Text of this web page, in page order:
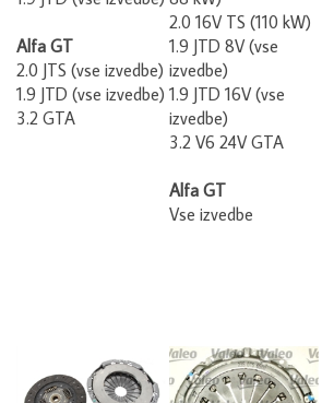
Alfa GT
2.0 JTS (vse izvedbe)
1.9 JTD (vse izvedbe)
3.2 GTA
2.0 16V TS (110 kW)
1.9 JTD 8V (vse
izvedbe)
1.9 JTD 16V (vse
izvedbe)
3.2 V6 24V GTA
Alfa GT
Vse izvedbe